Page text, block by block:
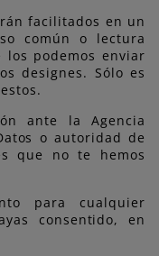
facilitados en un
común o lectura
podemos enviar
designes. Sólo es
ante la Agencia
o autoridad de
que no te hemos
para cualquier
consentido, en